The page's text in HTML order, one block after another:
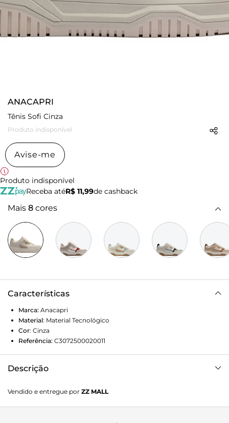
ANACAPRI
Tênis Sofi Cinza
Produto indisponível
Avise-me
Produto indisponível
Receba atéR$ 11,99de cashback
Mais 8 cores
Características
Marca: Anacapri
Material: Material Tecnológico
Cor: Cinza
Referência: C3072500020011
Descrição
verão pode te levar. Das ruas ensolaradas aos destinos
improváveis, a coleção celebra a liberdade de seguir o seu
Vendido e entregue por ZZ MALL